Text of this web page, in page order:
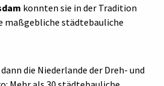
konnten sie in der Tradition
maßgebliche städtebauliche
die Niederlande der Dreh- und